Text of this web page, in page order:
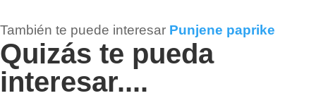
También te puede interesar Punjene paprike
Quizás te pueda
interesar....